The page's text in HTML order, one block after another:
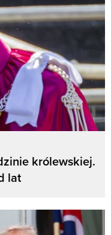
królewskiej.
lat